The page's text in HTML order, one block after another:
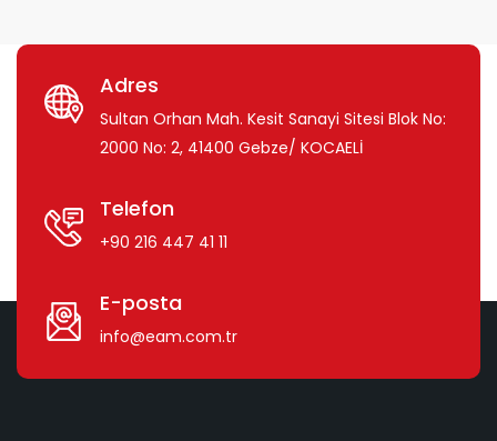
Adres
Sultan Orhan Mah. Kesit Sanayi Sitesi Blok No:
2000 No: 2, 41400 Gebze/ KOCAELİ
Telefon
+90 216 447 41 11
E-posta
info@eam.com.tr